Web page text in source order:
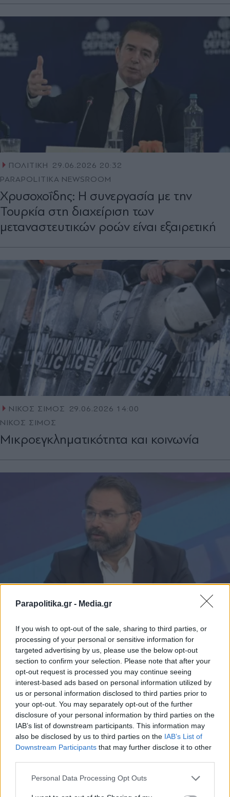
Parapolitika.gr - Media.gr
If you wish to opt-out of the sale, sharing to third parties, or
processing of your personal or sensitive information for
targeted advertising by us, please use the below opt-out
section to confirm your selection. Please note that after your
opt-out request is processed you may continue seeing
interest-based ads based on personal information utilized by
us or personal information disclosed to third parties prior to
your opt-out. You may separately opt-out of the further
disclosure of your personal information by third parties on the
IAB’s list of downstream participants. This information may
also be disclosed by us to third parties on the IAB’s List of
Downstream Participants that may further disclose it to other
Personal Data Processing Opt Outs
ΠΟΛΙΤΙΚΗ
29.06.2026 20:32
PARAPOLITIKA NEWSROOM
Χρυσοχοΐδης: H συνεργασία με την
Τουρκία στη διαχείριση των
μεταναστευτικών ροών είναι εξαιρετική
ΝΙΚΟΣ ΣΙΜΟΣ
29.06.2026 14:00
ΝΙΚΟΣ ΣΙΜΟΣ
Μικροεγκληµατικότητα και κοινωνία
PARAPOLITIKA NEWSROOM
Μπαλάσκας: Tι αναφέρει ο δικηγόρος
του μετά τη μήνυση των αξιωματικών της
ΕΛΑΣ για την υπόθεση της Σταυρούλας
Λεβεντάκη - "Έχει ήδη ζητήσει
συγγνώμη"
Εγγραφή στο newsletter